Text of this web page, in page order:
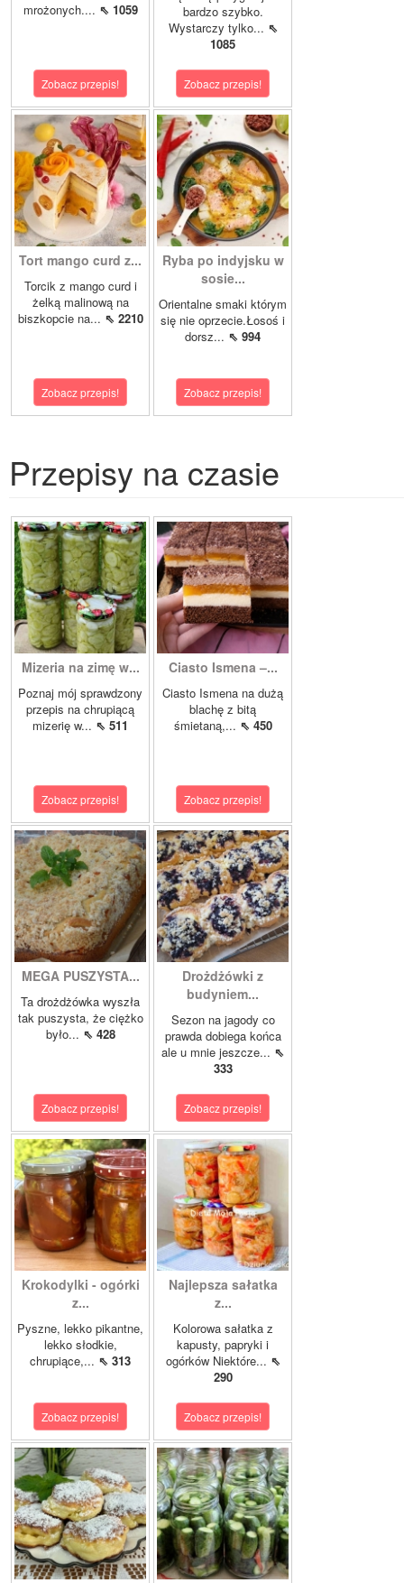
mrożonych.... ⇖ 1059
Zobacz przepis!
bardzo szybko.
Wystarczy tylko... ⇖
1085
Zobacz przepis!
Tort mango curd z...
Torcik z mango curd i
żelką malinową na
biszkopcie na... ⇖ 2210
Zobacz przepis!
Ryba po indyjsku w
sosie...
Orientalne smaki którym
się nie oprzecie.Łosoś i
dorsz... ⇖ 994
Zobacz przepis!
Przepisy na czasie
Mizeria na zimę w...
Poznaj mój sprawdzony
przepis na chrupiącą
mizerię w... ⇖ 511
Zobacz przepis!
Ciasto Ismena –...
Ciasto Ismena na dużą
blachę z bitą
śmietaną,... ⇖ 450
Zobacz przepis!
MEGA PUSZYSTA...
Ta drożdżówka wyszła
tak puszysta, że ciężko
było... ⇖ 428
Zobacz przepis!
Drożdżówki z
budyniem...
Sezon na jagody co
prawda dobiega końca
ale u mnie jeszcze... ⇖
333
Zobacz przepis!
Krokodylki - ogórki
z...
Pyszne, lekko pikantne,
lekko słodkie,
chrupiące,... ⇖ 313
Zobacz przepis!
Najlepsza sałatka
z...
Kolorowa sałatka z
kapusty, papryki i
ogórków Niektóre... ⇖
290
Zobacz przepis!